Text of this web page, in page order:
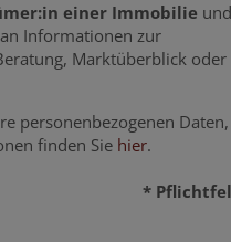
einer Immobilie und
Informationen zur
Marktüberblick oder
personenbezogenen Daten,
finden Sie hier.
*